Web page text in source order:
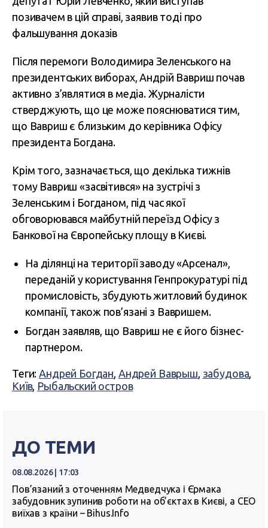
позивачем в цій справі, заявив тоді про
фальшування доказів
Після перемоги Володимира Зеленського на
президентських виборах, Андрій Вавриш почав
активно з’являтися в медіа. Журналісти
стверджують, що це може пояснюватися тим,
що Вавриш є близьким до керівника Офісу
президента Богдана.
Крім того, зазначається, що декілька тижнів
тому Вавриш «засвітився» на зустрічі з
Зеленським і Богданом, під час якої
обговорювався майбутній переїзд Офісу з
Банкової на Європейську площу в Києві.
На ділянці на території заводу «Арсенал»,
переданій у користування Генпрокуратурі під
промисловість, збудують житловий будинок
компанії, також пов’язані з Вавришем.
Богдан заявляв, що Вавриш не є його бізнес-
партнером.
Теги:Андрей Богдан, Андрей Ваврыш, забудова,
Київ, Рыбальский остров
ДО ТЕМИ
08.08.2026 | 17:03
Пов’язаний з оточенням Медведчука і Єрмака
забудовник зупинив роботи на об’єктах в Києві, а СЕО
виїхав з країни – Bihus.Info